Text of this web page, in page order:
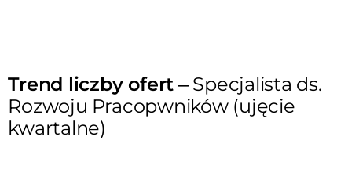
Trend liczby ofert – Specjalista ds.
Rozwoju Pracopwników (ujęcie
kwartalne)